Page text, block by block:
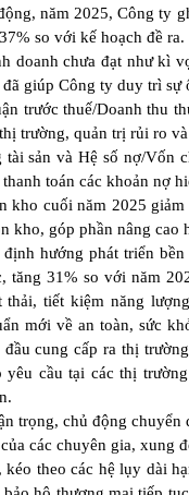
năm 2025, Công ty
so với kế hoạch đề ra.
doanh chưa đạt như kì
giúp Công ty duy trì
trước thuế/Doanh thu
trường, quản trị rủi ro
tài sản và Hệ số nợ/Vốn
toán các khoản nợ
kho cuối năm 2025
kho, góp phần nâng cao
hướng phát triển
tăng 31% so với năm
thải, tiết kiệm năng
mới về an toàn, sức
đầu cung cấp ra thị
yêu cầu tại các thị
trọng, chủ động chuyển
các chuyên gia, xung
kéo theo các hệ lụy dài